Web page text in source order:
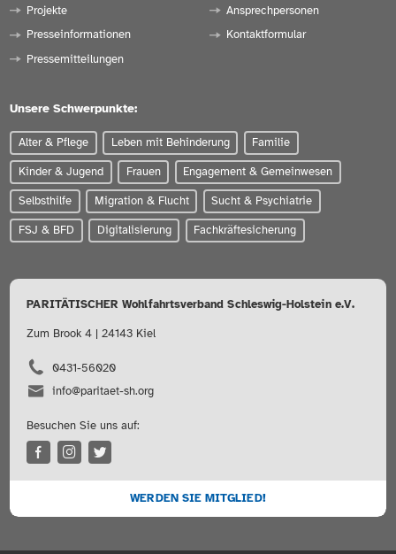
Projekte
Presseinformationen
Pressemitteilungen
Ansprechpersonen
Kontaktformular
Unsere Schwerpunkte:
Alter & Pflege Leben mit Behinderung Familie
Kinder & Jugend Frauen Engagement & Gemeinwesen
Selbsthilfe Migration & Flucht Sucht & Psychiatrie
FSJ & BFD Digitalisierung Fachkräftesicherung
PARITÄTISCHER Wohlfahrtsverband Schleswig-Holstein e.V.
Zum Brook 4 | 24143 Kiel
0431-56020
info@paritaet-sh.org
Besuchen Sie uns auf:
WERDEN SIE MITGLIED!